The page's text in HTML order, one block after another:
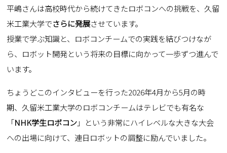
平嶋さんは高校時代から続けてきたロボコンへの挑戦を、久留
米工業大学でさらに発展させています。
授業で学ぶ知識と、ロボコンチームでの実践を結びつけなが
ら、ロボット開発という将来の目標に向かって一歩ずつ進んで
います。
ちょうどこのインタビューを行った2026年4月から5月の時
期、久留米工業大学のロボコンチームはテレビでも有名な
「NHK学生ロボコン」という非常にハイレベルな大きな大会
への出場に向けて、連日ロボットの調整に励んでいました。